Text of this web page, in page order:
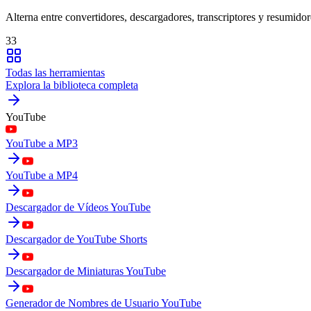
Alterna entre convertidores, descargadores, transcriptores y
33
Todas las herramientas
Explora la biblioteca completa
YouTube
YouTube a MP3
YouTube a MP4
Descargador de Vídeos YouTube
Descargador de YouTube Shorts
Descargador de Miniaturas YouTube
Generador de Nombres de Usuario YouTube